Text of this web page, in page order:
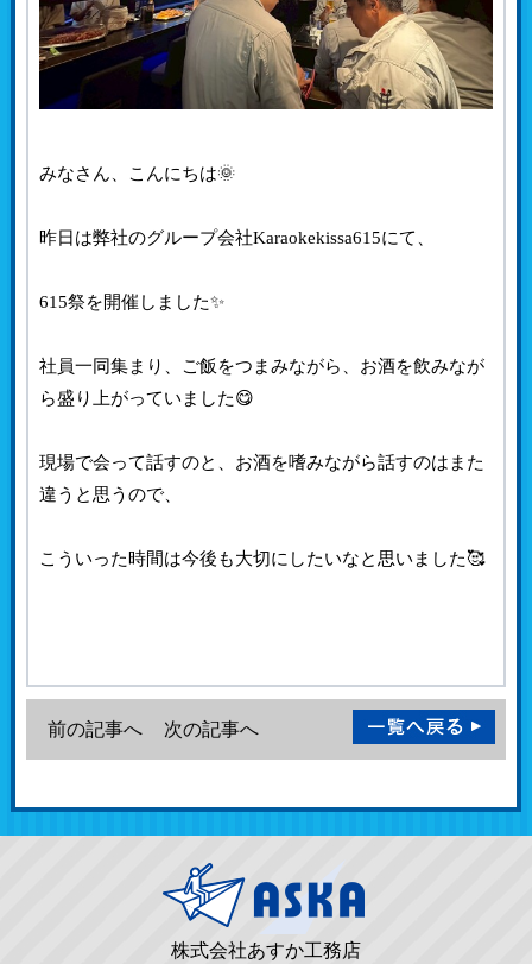
みなさん、こんにちは🌞
昨日は弊社のグループ会社Karaokekissa615にて、
615祭を開催しました✨
社員一同集まり、ご飯をつまみながら、お酒を飲みなが
ら盛り上がっていました😋
現場で会って話すのと、お酒を嗜みながら話すのはまた
違うと思うので、
こういった時間は今後も大切にしたいなと思いました🥰
前の記事へ 次の記事へ
株式会社あすか工務店